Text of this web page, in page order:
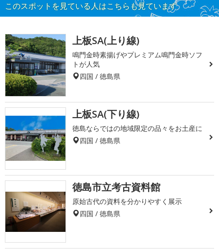
このスポットを見ている人はこちらも見ています
上板SA(上り線)
鳴門金時素揚げやプレミアム鳴門金時ソフ
トが人気
四国 / 徳島県
上板SA(下り線)
徳島ならではの地域限定の品々をお土産に
四国 / 徳島県
徳島市立考古資料館
原始古代の資料を分かりやすく展示
四国 / 徳島県